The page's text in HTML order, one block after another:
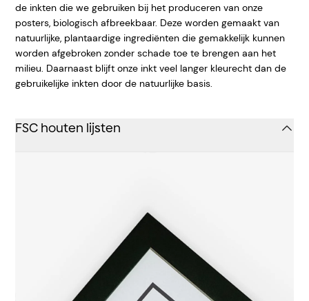
de inkten die we gebruiken bij het produceren van onze
posters, biologisch afbreekbaar. Deze worden gemaakt van
natuurlijke, plantaardige ingrediënten die gemakkelijk kunnen
worden afgebroken zonder schade toe te brengen aan het
milieu. Daarnaast blijft onze inkt veel langer kleurecht dan de
gebruikelijke inkten door de natuurlijke basis.
FSC houten lijsten